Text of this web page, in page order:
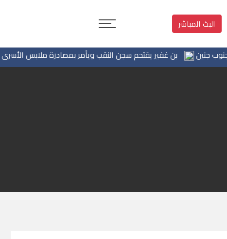
البث المباشر
بن غفير يقتحم سجن النقب ويأمر بمصادرة ملابس الأسرى